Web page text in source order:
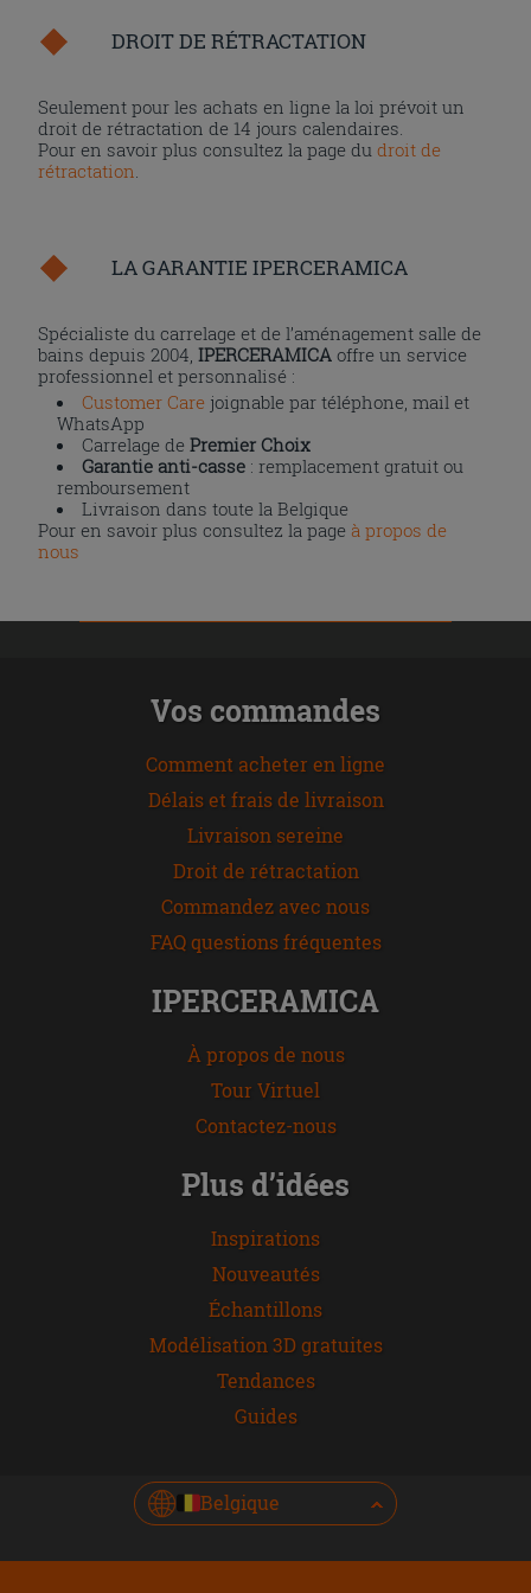
DROIT DE RÉTRACTATION
Seulement pour les achats en ligne la loi prévoit un
droit de rétractation de 14 jours calendaires.
Pour en savoir plus consultez la page dudroit de
rétractation
LA GARANTIE IPERCERAMICA
Spécialiste du carrelage et de l’aménagement salle de
bains depuis 2004,IPERCERAMICA offre un service
professionnel et personnalisé :
Customer Care joignable par téléphone, mail et
WhatsApp
Carrelage dePremier Choix
Garantie anti-casse : remplacement gratuit ou
remboursement
Livraison dans toute la Belgique
Pour en savoir plus consultez la page à propos de
nous
Vos commandes
Comment acheter en ligne
Délais et frais de livraison
Livraison sereine
Droit de rétractation
Commandez avec nous
FAQ questions fréquentes
IPERCERAMICA
À propos de nous
Tour Virtuel
Contactez-nous
Plus d’idées
Inspirations
Nouveautés
Échantillons
Modélisation 3D gratuites
Tendances
Guides
Belgique